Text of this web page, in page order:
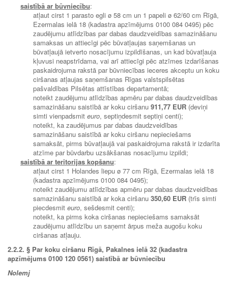
saistībā ar būvniecību:
atļaut cirst 1 parasto egli ø 58 cm un 1 papeli ø 62/60 cm Rīgā,
Ezermalas ielā 18 (kadastra apzīmējums 0100 084 0495) pēc
zaudējumu atlīdzības par dabas daudzveidības samazināšanu
samaksas un attiecīgi pēc būvatļaujas saņemšanas un
būvatļaujā ietverto nosacījumu izpildīšanas, un kad būvatļauja
kļuvusi neapstrīdama, vai arī attiecīgi pēc atzīmes izdarīšanas
paskaidrojuma rakstā par būvniecības ieceres akceptu un koku
ciršanas atļaujas saņemšanas Rīgas valstspilsētas
pašvaldības Pilsētas attīstības departamentā;
noteikt zaudējumu atlīdzības apmēru par dabas daudzveidības
samazināšanu saistībā ar koku ciršanu 911,77 EUR (deviņi
simti vienpadsmit euro, septiņdesmit septiņi centi);
noteikt, ka zaudējumus par dabas daudzveidības
samazināšanu saistībā ar koku ciršanu nepieciešams
samaksāt, pirms būvatļaujā vai paskaidrojuma rakstā ir izdarīta
atzīme par būvdarbu uzsākšanas nosacījumu izpildi;
saistībā ar teritorijas kopšanu:
atļaut cirst 1 Holandes liepu ø 77 cm Rīgā, Ezermalas ielā 18
(kadastra apzīmējums 0100 084 0495);
noteikt zaudējumu atlīdzības apmēru par dabas daudzveidības
samazināšanu saistībā ar koka ciršanu 350,60 EUR (trīs simti
piecdesmit euro, sešdesmit centi);
noteikt, ka pirms koka ciršanas nepieciešams samaksāt
zaudējumu atlīdzību un saņemt ārpus meža augošu koku
ciršanas atļauju.
2.2.2. § Par koku ciršanu Rīgā, Pakalnes ielā 32 (kadastra
apzīmējums 0100 120 0561) saistībā ar būvniecību
Nolemj